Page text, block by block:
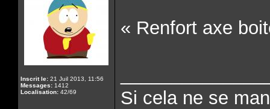
Inscrit le: 21 Juil 2013, 11:56
Messages: 1412
Localisation: 42/69
« Renfort axe
Si cela ne se